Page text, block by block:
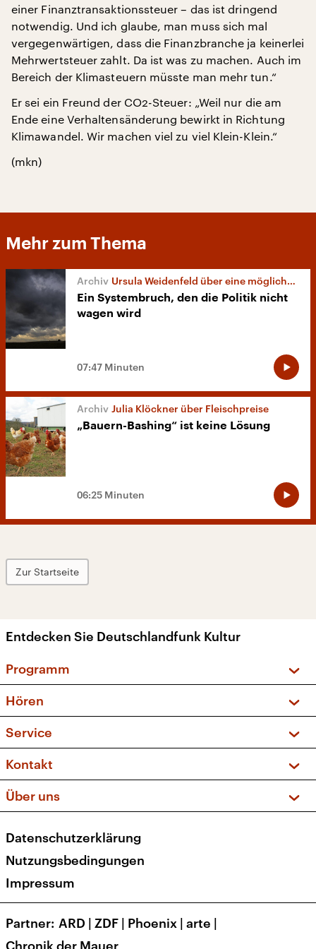
einer Finanztransaktionssteuer – das ist dringend
notwendig. Und ich glaube, man muss sich mal
vergegenwärtigen, dass die Finanzbranche ja keinerlei
Mehrwertsteuer zahlt. Da ist was zu machen. Auch im
Bereich der Klimasteuern müsste man mehr tun.“
Er sei ein Freund der CO2-Steuer: „Weil nur die am
Ende eine Verhaltensänderung bewirkt in Richtung
Klimawandel. Wir machen viel zu viel Klein-Klein.“
(mkn)
Mehr zum Thema
Ursula Weidenfeld über eine mögliche CO2-Steuer
Ein Systembruch, den die Politik nicht
wagen wird
07:47 Minuten
Julia Klöckner über Fleischpreise
„Bauern-Bashing“ ist keine Lösung
06:25 Minuten
Zur Startseite
Entdecken Sie Deutschlandfunk Kultur
Programm
Sendungen und Podcasts
Musikliste
Kakadu – Das Kinderprogramm
Hören
Frequenzen (UKW + DAB+)
Service
FAQ
Apps
Newsletter
Veranstaltungen
Kontakt
Social Media
Über uns
Presse
Karriere
Transparenz
Datenschutzerklärung
Nutzungsbedingungen
Impressum
Partner ARD | ZDF | Phoenix | arte |
Chronik der Mauer